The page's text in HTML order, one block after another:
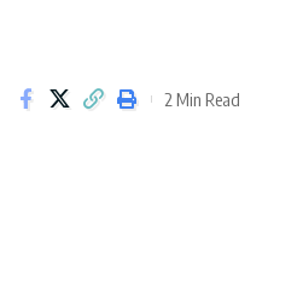
2 Min Read